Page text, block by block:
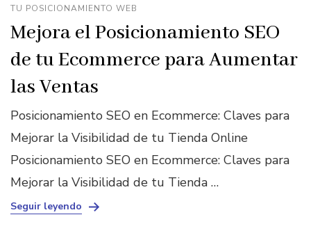
TU POSICIONAMIENTO WEB
Mejora el Posicionamiento SEO
de tu Ecommerce para Aumentar
las Ventas
Posicionamiento SEO en Ecommerce: Claves para
Mejorar la Visibilidad de tu Tienda Online
Posicionamiento SEO en Ecommerce: Claves para
Mejorar la Visibilidad de tu Tienda …
Seguir leyendo